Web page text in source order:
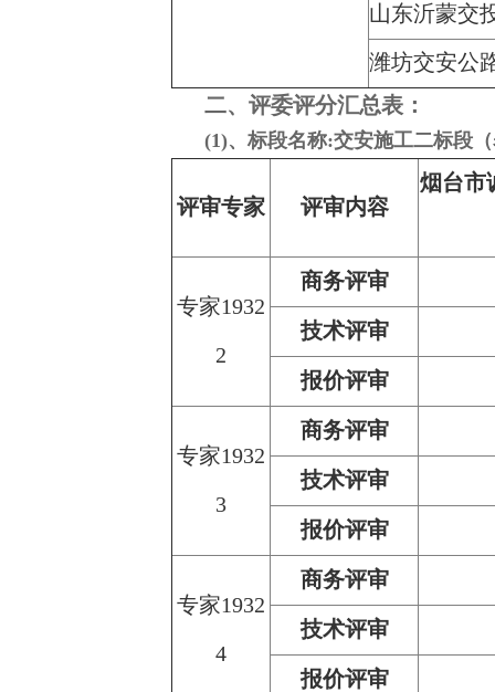
山东沂蒙交
潍坊交安公
二、评委评分汇总表：
(1)、标段名称:交安施工二标段
评审专家 评审内容
烟台市
专家1932
2
商务评审
技术评审
报价评审
专家1932
3
商务评审
技术评审
报价评审
专家1932
4
商务评审
技术评审
报价评审